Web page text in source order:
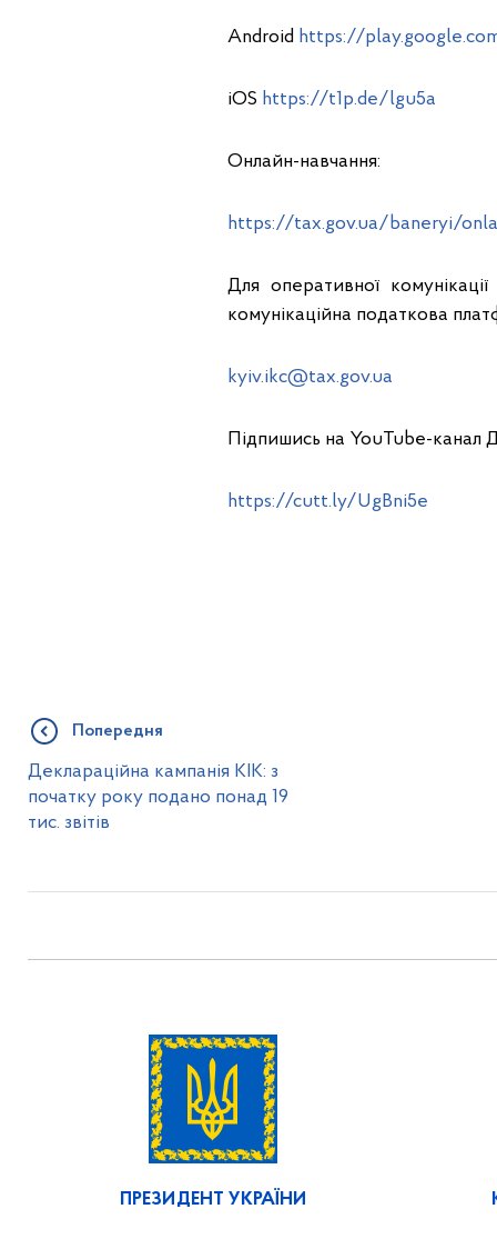
Android https://
iOS https://t1p.de/lgu5a
Онлайн-навчання:
https://tax.gov.ua/baneryi/
Для оперативної
комунікаційна податкова
kyiv.ikc@tax.gov.ua
Підпишись на YouTube-канал
https://cutt.ly/UgBni5e
Попередня
Деклараційна кампанія КІК: з
початку року подано понад 19
тис. звітів
ПРЕЗИДЕНТ УКРАЇНИ